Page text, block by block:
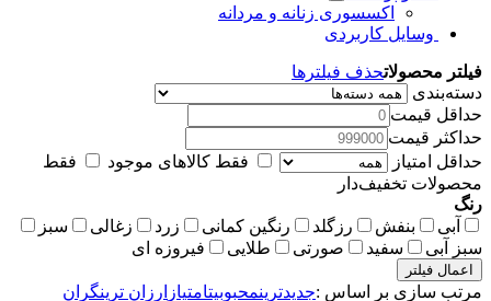
اکسسوری زنانه و مردانه
وسایل کاربردی
فیلتر محصولاتحذف فیلترها
دسته‌بندی
حداقل قیمت
حداکثر قیمت
حداقل امتیاز
فقط کالاهای موجود
فقط
محصولات تخفیف‌دار
رنگ
آبی
بنفش رزگلد رنگین کمانی زرد زغالی
سبز
سبز آبی
سفید صورتی طلایی فیروزه ای
اعمال فیلتر
مرتب سازی بر اساس :جدیدترینمحبوبیتامتیاز ارزان ترینگران